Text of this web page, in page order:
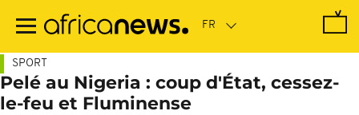
contenu
SPORT
Pelé au Nigeria : coup d'État, cessez-
le-feu et Fluminense